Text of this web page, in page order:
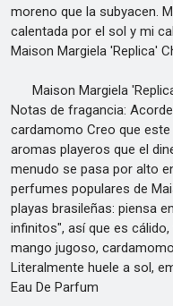
moreno que la subyacen.
calentada por el sol y mi
Maison Margiela 'Replica'
Maison Margiela
Notas de fragancia:
cardamomo Creo que
aromas playeros que el
menudo se pasa por alto
perfumes populares de
playas brasileñas: piensa
infinitos", así que es
mango jugoso,
Literalmente huele a sol,
Eau De Parfum